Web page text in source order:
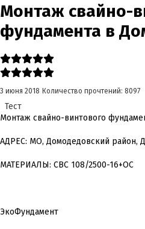
Монтаж свайно-
фундамента в
3 июня 2018 Количество прочтений: 8097
Тест
Монтаж свайно-винтового
АДРЕС: МО, Домодедовский район,
МАТЕРИАЛЫ: СВС 108/2500-16+ОС
ЭкоФундамент